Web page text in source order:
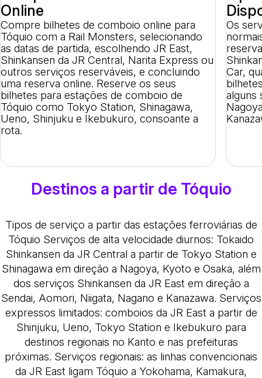
Online
Compre bilhetes de comboio online para
Tóquio com a Rail Monsters, selecionando
as datas de partida, escolhendo JR East,
Shinkansen da JR Central, Narita Express ou
outros serviços reserváveis, e concluindo
uma reserva online. Reserve os seus
bilhetes para estações de comboio de
Tóquio como Tokyo Station, Shinagawa,
Ueno, Shinjuku e Ikebukuro, consoante a
rota.
Os
Car,
alguns
Destinos a partir de Tóquio
Tipos de serviço a partir das estações ferroviárias de
Tóquio Serviços de alta velocidade diurnos: Tokaido
Shinkansen da JR Central a partir de Tokyo Station e
Shinagawa em direção a Nagoya, Kyoto e Osaka, além
dos serviços Shinkansen da JR East em direção a
Sendai, Aomori, Niigata, Nagano e Kanazawa. Serviços
expressos limitados: comboios da JR East a partir de
Shinjuku, Ueno, Tokyo Station e Ikebukuro para
destinos regionais no Kanto e nas prefeituras
próximas. Serviços regionais: as linhas convencionais
da JR East ligam Tóquio a Yokohama, Kamakura,